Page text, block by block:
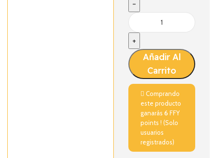
Añadir Al
Carrito
Comprando
este producto
ganarás6 FFY
points ! (Solo
usuarios
registrados)